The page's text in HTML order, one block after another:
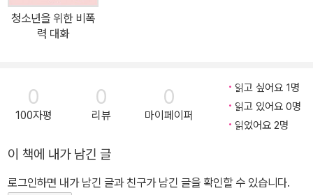
아줄까 내 마음?』이 10주년을 맞이해 개정증보판을 출간했다. 이 책
은 다양한 교육 현장에서 청소년은 물론, 교사와 학부모, 교육 관련자
국어 교사로 지내며 학교 폭력, 왕따, 학업 스트레스로 인해 지치고 상
처받은 청소년의 마음에 다가가고자 상담 전문 교사 1급 자격증을 취
득한 뒤 비폭력 대화 지도자 과정을 수료했다. 본격적으로 전국의 다
이 어른들에게 갖는 불만과 바라는 점, 진짜 고민을 알게 되었다고 한
다. 여러 상담과 강연을 통해 어떻게 하면 청소년들이 비폭력 대화를
청소년을 위한 비폭
력 대화
0
100자평
0
리뷰
0
마이페이퍼
읽고 싶어요 1명
읽고 있어요 0명
읽었어요 2명
이 책에 내가 남긴 글
로그인하면 내가 남긴 글과 친구가 남긴 글을 확인할 수 있습니다.